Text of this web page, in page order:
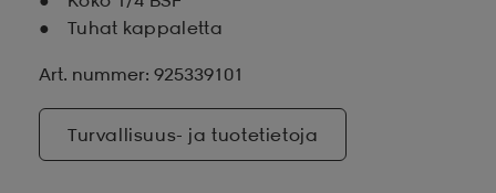
Tuhat kappaletta
Art. nummer: 925339101
Turvallisuus- ja tuotetietoja